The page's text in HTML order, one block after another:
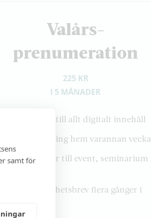
samt för
Valårs-
­prenumeration
225 KR
I 5 MÅNADER
Full tillgång till allt digitalt innehåll
Papperstidning hem varannan vecka
Inbjudningar till event, seminarium
Exklusivt nyhetsbrev flera gånger i